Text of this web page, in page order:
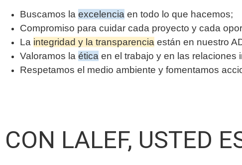
Buscamos la excelencia en todo lo que hacemos;
Compromiso para cuidar cada proyecto y cada
La integridad y la transparencia están en nuestro
Valoramos la ética en el trabajo y en las relaciones
Respetamos el medio ambiente y fomentamos
CON LALEF, USTED